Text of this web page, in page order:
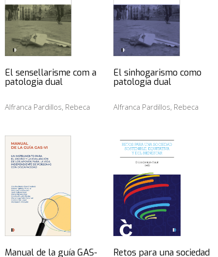
El sensellarisme com a
patologia dual
Alfranca Pardillos, Rebeca
El sinhogarismo como
patología dual
Alfranca Pardillos, Rebeca
Manual de la guía GAS- Retos para una sociedad